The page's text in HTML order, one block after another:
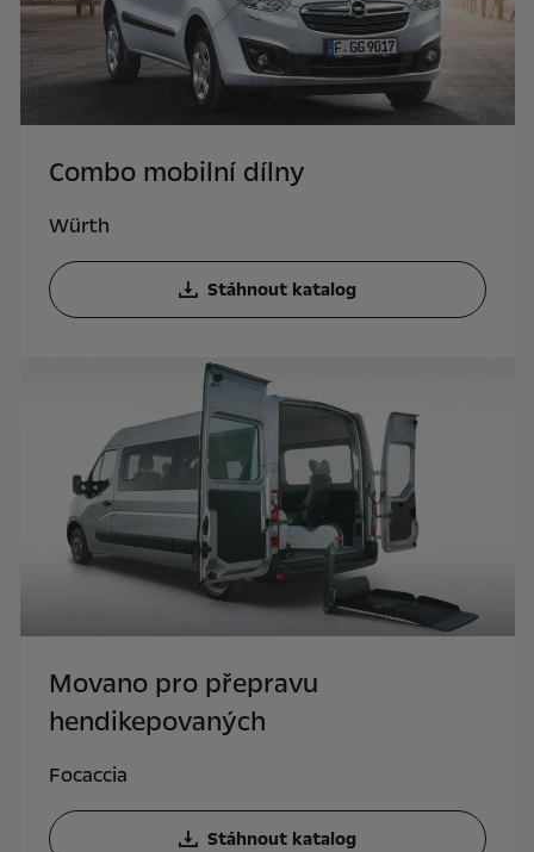
Combo mobilní dílny
Würth
Stáhnout katalog
Movano pro přepravu
hendikepovaných
Focaccia
Stáhnout katalog